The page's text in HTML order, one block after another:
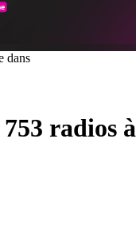
dans
radios à